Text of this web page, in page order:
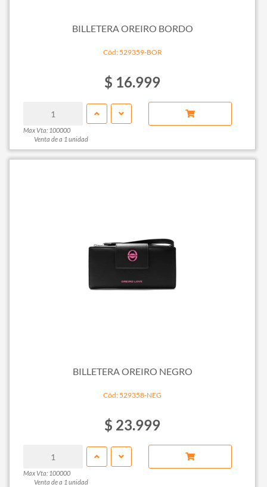
BILLETERA OREIRO BORDO
Cód: 529359-BOR
$ 16.999
Max Vta: 100000
Venta de a 1 unidad
BILLETERA OREIRO NEGRO
Cód: 529358-NEG
$ 23.999
Max Vta: 100000
Venta de a 1 unidad